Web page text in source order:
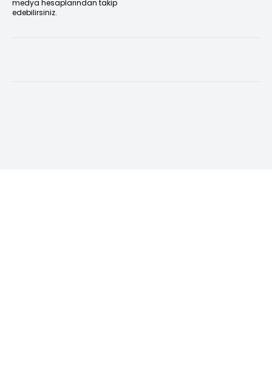
medya hesaplarından takip
edebilirsiniz.